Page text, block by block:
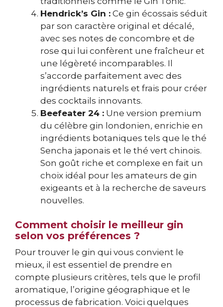
Hendrick’s Gin : Ce gin écossais séduit
par son caractère original et décalé,
avec ses notes de concombre et de
rose qui lui confèrent une fraîcheur et
une légèreté incomparables. Il
s’accorde parfaitement avec des
ingrédients naturels et frais pour créer
des cocktails innovants.
Beefeater 24 : Une version premium
du célèbre gin londonien, enrichie en
ingrédients botaniques tels que le thé
Sencha japonais et le thé vert chinois.
Son goût riche et complexe en fait un
choix idéal pour les amateurs de gin
exigeants et à la recherche de saveurs
nouvelles.
Comment choisir le meilleur gin
selon vos préférences ?
Pour trouver le gin qui vous convient le
mieux, il est essentiel de prendre en
compte plusieurs critères, tels que le profil
aromatique, l’origine géographique et le
processus de fabrication. Voici quelques